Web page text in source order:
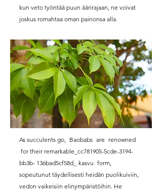
kun veto työntää puun äärirajaan, ne voivat
joskus romahtaa oman painonsa alla.
As succulents go, Baobabs are renowned
for their remarkable_cc781905-5cde-3194-
bb3b- 136bad5cf58d_
kasvu form,
sopeutunut täydellisesti heidän puolikuiviin,
vedon vaikeisiin elinympäristöihin. He